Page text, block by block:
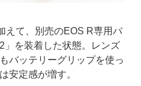
えて、別売のEOS R専用バ
」を装着した状態。レンズ
バッテリーグリップを使っ
安定感が増す。